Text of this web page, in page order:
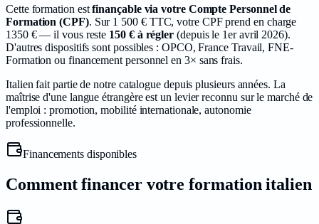
Cette formation estfinançable via votre Compte Personnel de
Formation (CPF). Sur 1 500 € TTC, votre CPF prend en charge
1350€ — il vous reste 150€ à régler (depuis le 1er avril 2026).
D'autres dispositifs sont possibles : OPCO, France Travail, FNE-
Formation ou financement personnel en 3× sans frais.
Italien fait partie de notre catalogue depuis plusieurs années. La
maîtrise d'une langue étrangère est un levier reconnu sur le marché de
l'emploi : promotion, mobilité internationale, autonomie
professionnelle.
Financements disponibles
Comment financer votre formation italien